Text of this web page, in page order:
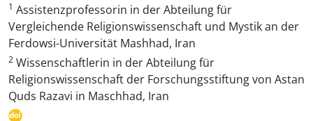
1 Assistenzprofessorin in der Abteilung für
Vergleichende Religionswissenschaft und Mystik an der
Ferdowsi-Universität Mashhad, Iran
2 Wissenschaftlerin in der Abteilung für
Religionswissenschaft der Forschungsstiftung von Astan
Quds Razavi in ​​Maschhad, Iran